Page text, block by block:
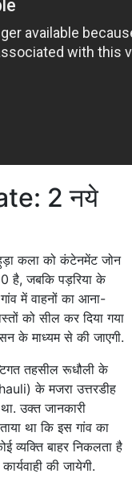
2 नये
कला को कंटेनमेंट जोन
है, जबकि पड़रिया के
में वाहनों का आना-
को सील कर दिया गया
के माध्यम से की जाएगी.
तहसील रूधौली के
के मजरा उत्तरडीह
उक्त जानकारी
था कि इस गांव का
व्यक्ति बाहर निकलता है
की जायेगी.